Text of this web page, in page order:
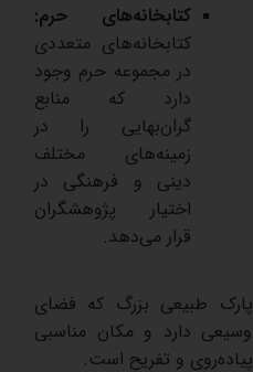
کتابخانه‌های
حرم:
کتابخانه‌های متعددی
در مجموعه حرم وجود
دارد
که
منابع
گران‌بهایی
را
در
زمینه‌های
مختلف
دینی
و فرهنگی در
اختیار
پژوهشگران
قرار می‌دهد.
پارک طبیعی بزرگ که فضای
وسیعی دارد و مکان مناسبی
پیاده‌روی و تفریح است.